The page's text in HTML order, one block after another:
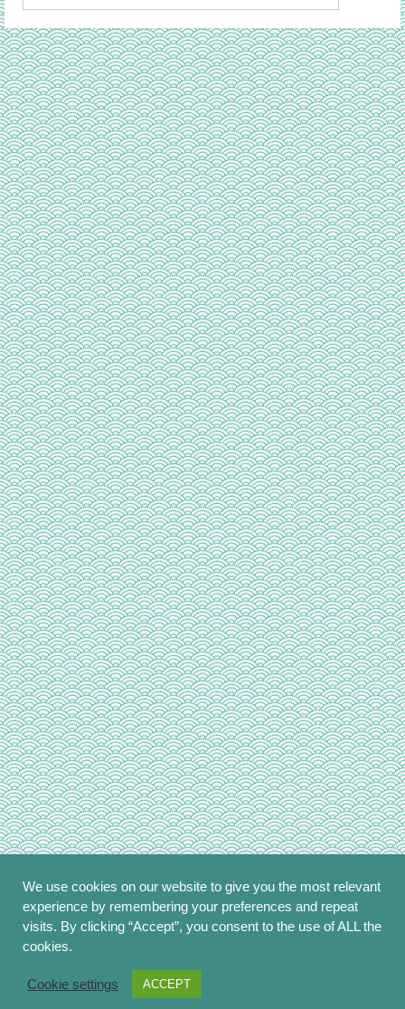
All Rights Reserved.
We use cookies on our website to give you the most relevant
experience by remembering your preferences and repeat
visits. By clicking “Accept”, you consent to the use of ALL the
cookies.
Cookie settings ACCEPT